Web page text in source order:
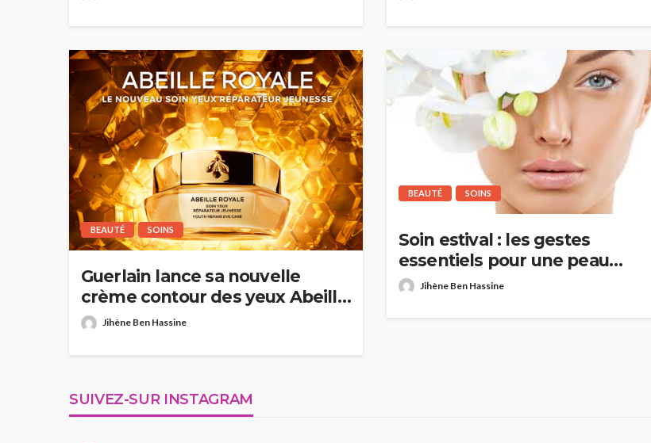
BEAUTÉ SOINS
Guerlain lance sa nouvelle
crème contour des yeux Abeille
Royale
Jihène Ben Hassine
BEAUTÉ SOINS
Soin estival : les gestes
essentiels pour une peau
lumineuse tout l’été
Jihène Ben Hassine
SUIVEZ-SUR INSTAGRAM